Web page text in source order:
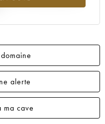
alerte
ma cave